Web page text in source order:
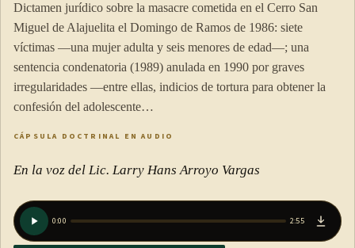
Dictamen jurídico sobre la masacre cometida en el Cerro San
Miguel de Alajuelita el Domingo de Ramos de 1986: siete
víctimas —una mujer adulta y seis menores de edad—; una
sentencia condenatoria (1989) anulada en 1990 por graves
irregularidades —entre ellas, indicios de tortura para obtener la
confesión del adolescente…
CÁPSULA DOCTRINAL EN AUDIO
En la voz del Lic. Larry Hans Arroyo Vargas
0:00 2:55